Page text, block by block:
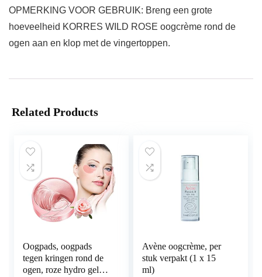
OPMERKING VOOR GEBRUIK: Breng een grote
hoeveelheid KORRES WILD ROSE oogcrème rond de
ogen aan en klop met de vingertoppen.
Related Products
Oogpads, oogpads
tegen kringen rond de
ogen, roze hydro gel
Avène oogcrème, per
stuk verpakt (1 x 15
ml)